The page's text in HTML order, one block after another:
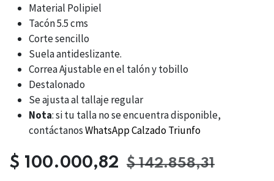
Material Polipiel
Tacón 5.5 cms
Corte sencillo
Suela antideslizante.
Correa Ajustable en el talón y tobillo
Destalonado
Se ajusta al tallaje regular
Nota: si tu talla no se encuentra disponible,
contáctanosWhatsApp Calzado Triunfo
$ 100.000,82 $142.858,31